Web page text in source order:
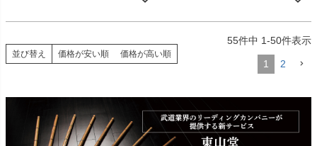
並び替え 価格が安い順 価格が高い順
55件中 1-50件表示
1 2